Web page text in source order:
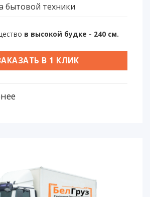
бытовой техники
в высокой будке - 240 см.
В 1 КЛИК